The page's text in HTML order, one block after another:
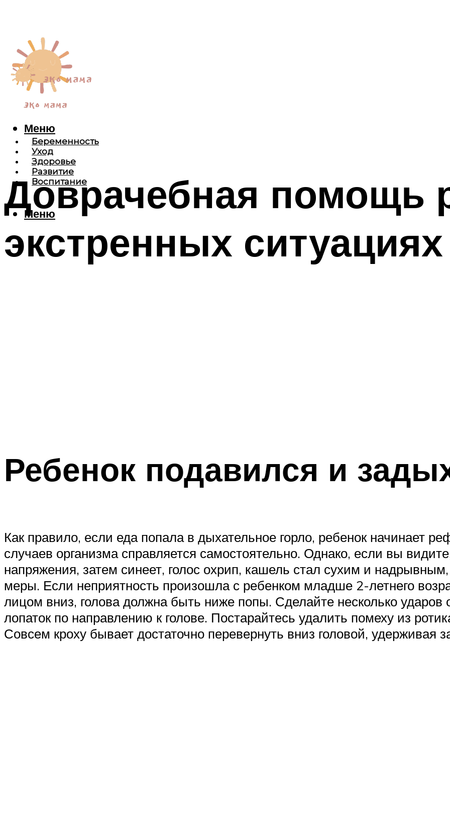
Беременность
Уход
Здоровье
Развитие
Воспитание
Меню
Меню
Доврачебная помощь
экстренных ситуациях
Ребенок подавился и
Как правило, если еда попала в дыхательное горло, ребенок начинает
случаев организма справляется самостоятельно. Однако, если вы
напряжения, затем синеет, голос охрип, кашель стал сухим и
меры. Если неприятность произошла с ребенком младше 2-летнего
лицом вниз, голова должна быть ниже попы. Сделайте несколько
лопаток по направлению к голове. Постарайтесь удалить помеху из
Совсем кроху бывает достаточно перевернуть вниз головой, удерживая